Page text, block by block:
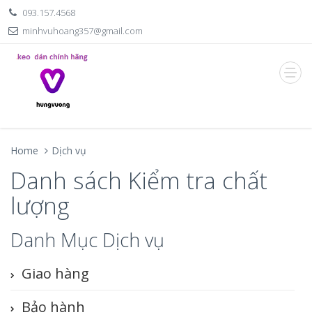
093.157.4568
minhvuhoang357@gmail.com
Home Dịch vụ
Danh sách Kiểm tra chất
lượng
Danh Mục Dịch vụ
Giao hàng
Bảo hành